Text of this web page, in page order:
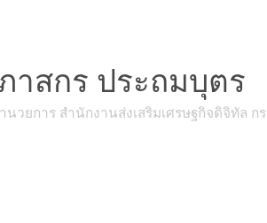
าสกร ประถมบุตร
นวยการ สำนักงานส่งเสริมเศรษฐกิจดิจิทัล ก